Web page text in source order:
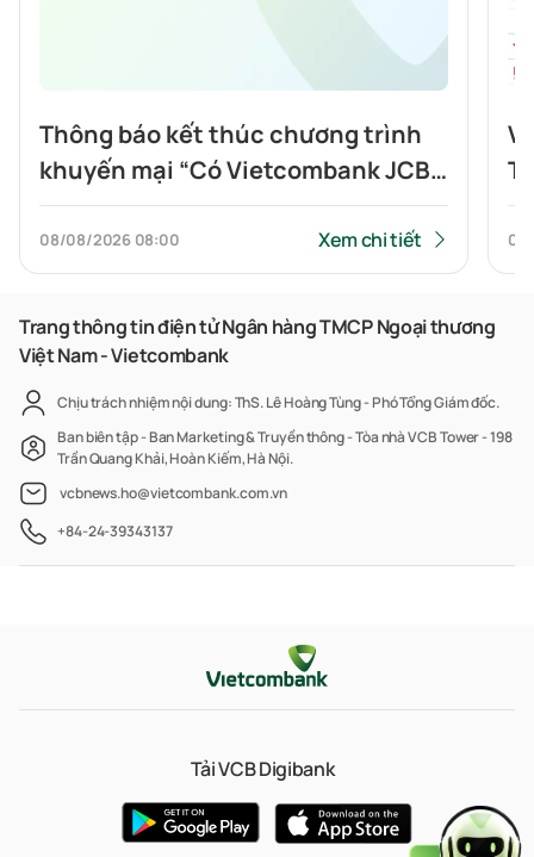
Thông báo kết thúc chương trình
khuyến mại “Có Vietcombank JCB,
Highlands nửa giá”
08/08/2026 08:00 Xem chi tiết
Trang thông tin điện tử Ngân hàng TMCP Ngoại thương
Việt Nam - Vietcombank
Chịu trách nhiệm nội dung: ThS. Lê Hoàng Tùng - Phó Tổng Giám đốc.
Ban biên tập - Ban Marketing & Truyền thông - Tòa nhà VCB Tower - 198
Trần Quang Khải, Hoàn Kiếm, Hà Nội.
vcbnews.ho@vietcombank.com.vn
+84-24-39343137
Tải VCB Digibank